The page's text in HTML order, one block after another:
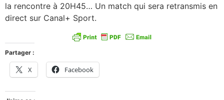
la rencontre à 20H45… Un match qui sera retransmis en
direct sur Canal+ Sport.
Partager :
X Facebook